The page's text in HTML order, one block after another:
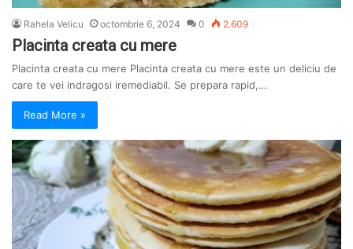
Rahela Velicu octombrie 6, 2024 0 2.609
Placinta creata cu mere
Placinta creata cu mere Placinta creata cu mere este un deliciu de
care te vei indragosi iremediabil. Se prepara rapid,…
Read More »